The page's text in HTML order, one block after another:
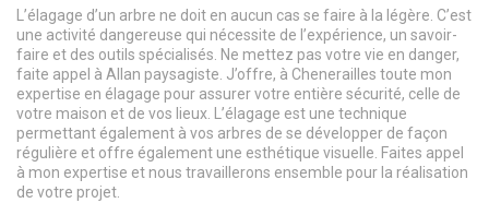
L’élagage d’un arbre ne doit en aucun cas se faire à la légère. C’est
une activité dangereuse qui nécessite de l’expérience, un savoir-
faire et des outils spécialisés. Ne mettez pas votre vie en danger,
faite appel à Allan paysagiste. J’offre, à Chenerailles toute mon
expertise en élagage pour assurer votre entière sécurité, celle de
votre maison et de vos lieux. L’élagage est une technique
permettant également à vos arbres de se développer de façon
régulière et offre également une esthétique visuelle. Faites appel
à mon expertise et nous travaillerons ensemble pour la réalisation
de votre projet.